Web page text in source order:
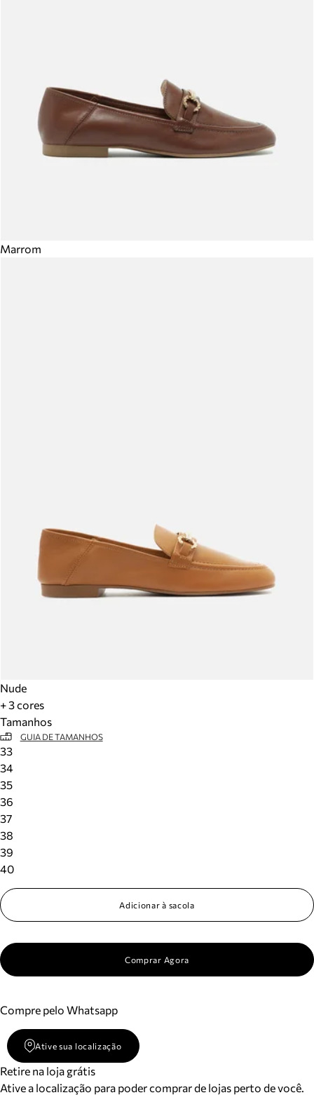
Marrom
Nude
+ 3 cores
Tamanhos
GUIA DE TAMANHOS
33
34
35
36
37
38
39
40
Adicionar à sacola
Comprar Agora
Compre pelo Whatsapp
Ative sua localização
Retire na loja grátis
Ative a localização para poder comprar de lojas perto de você.